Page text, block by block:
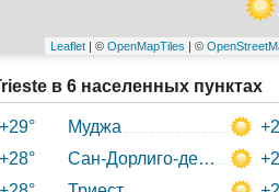
Leaflet | ©OpenMapTiles | ©
в 6 населенных пунктах
+29°
+28°
Муджа
Сан-Дорлиго-делла-